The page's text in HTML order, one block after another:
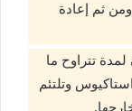
ثم إعادة
تتراوح ما
استاكيوس وتلتئم